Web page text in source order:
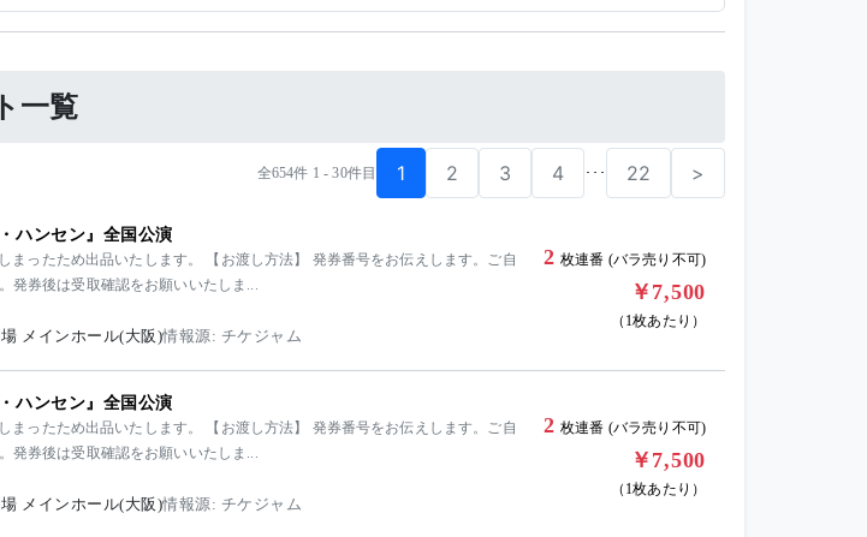
一覧
全654件 1 - 30件目 1 2 3 4 ･･･ 22 >
ハンセン』全国公演
まったため出品いたします。 【お渡し方法】 発券番号をお伝えします。ご自
発券後は受取確認をお願いいたしま...
メインホール(大阪)情報源: チケジャム
2 枚連番 (バラ売り不可)
￥7,500
（1枚あたり）
ハンセン』全国公演
まったため出品いたします。 【お渡し方法】 発券番号をお伝えします。ご自
発券後は受取確認をお願いいたしま...
メインホール(大阪)情報源: チケジャム
2 枚連番 (バラ売り不可)
￥7,500
（1枚あたり）